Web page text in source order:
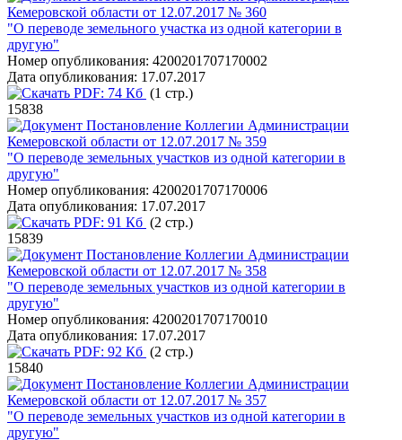
Кемеровской области от 12.07.2017 № 360
"О переводе земельного участка из одной категории в
другую"
Номер опубликования: 4200201707170002
Дата опубликования: 17.07.2017
PDF: 74 Кб (1 стр.)
15838
Постановление Коллегии Администрации
Кемеровской области от 12.07.2017 № 359
"О переводе земельных участков из одной категории в
другую"
Номер опубликования: 4200201707170006
Дата опубликования: 17.07.2017
PDF: 91 Кб (2 стр.)
15839
Постановление Коллегии Администрации
Кемеровской области от 12.07.2017 № 358
"О переводе земельных участков из одной категории в
другую"
Номер опубликования: 4200201707170010
Дата опубликования: 17.07.2017
PDF: 92 Кб (2 стр.)
15840
Постановление Коллегии Администрации
Кемеровской области от 12.07.2017 № 357
"О переводе земельных участков из одной категории в
другую"